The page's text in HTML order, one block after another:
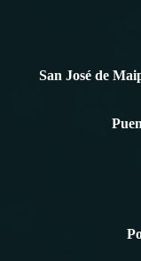
San José de